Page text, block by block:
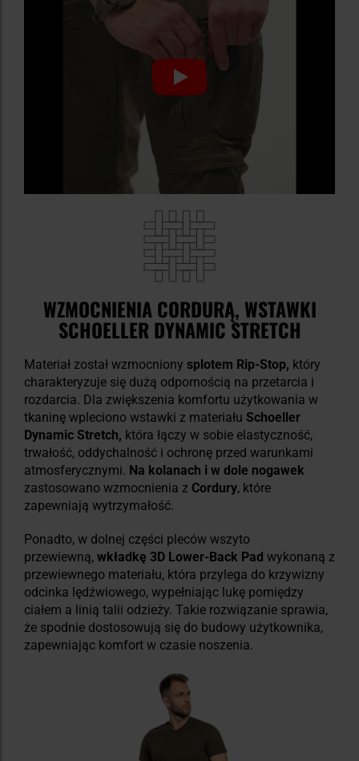
WZMOCNIENIA CORDURĄ, WSTAWKI
SCHOELLER DYNAMIC STRETCH
Materiał został wzmocniony splotem Rip-Stop, który
charakteryzuje się dużą odpornością na przetarcia i
rozdarcia. Dla zwiększenia komfortu użytkowania w
tkaninę wpleciono wstawki z materiału Schoeller
Dynamic Stretch, która łączy w sobie elastyczność,
trwałość, oddychalność i ochronę przed warunkami
atmosferycznymi. Na kolanach i w dole nogawek
zastosowano wzmocnienia z Cordury, które
zapewniają wytrzymałość.
Ponadto, w dolnej części pleców wszyto
przewiewną, wkładkę 3D Lower-Back Pad wykonaną z
przewiewnego materiału, która przylega do krzywizny
odcinka lędźwiowego, wypełniając lukę pomiędzy
ciałem a linią talii odzieży. Takie rozwiązanie sprawia,
że spodnie dostosowują się do budowy użytkownika,
zapewniając komfort w czasie noszenia.